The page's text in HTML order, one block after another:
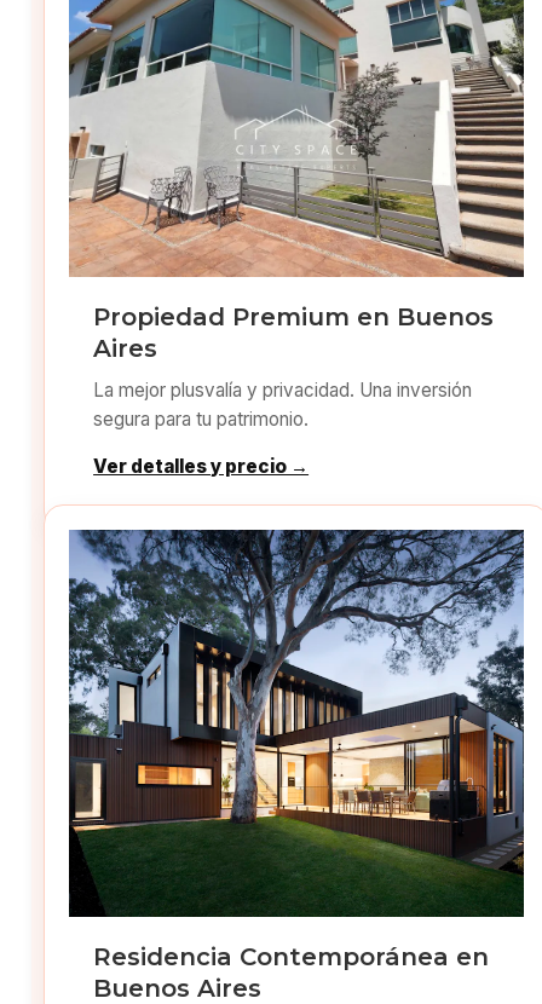
Propiedad Premium en Buenos
Aires
La mejor plusvalía y privacidad. Una inversión
segura para tu patrimonio.
Ver detalles y precio →
Residencia Contemporánea en
Buenos Aires